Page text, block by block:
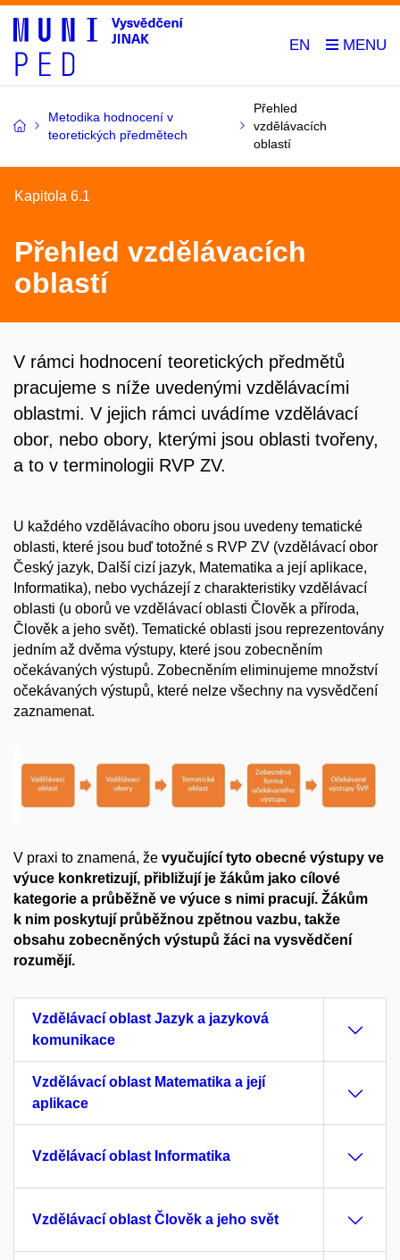
EN
Metodika hodnocení v
teoretických předmětech
Přehled
vzdělávacích
oblastí
Kapitola 6.1
Přehled vzdělávacích
oblastí
V rámci hodnocení teoretických předmětů
pracujeme s níže uvedenými vzdělávacími
oblastmi. V jejich rámci uvádíme vzdělávací
obor, nebo obory, kterými jsou oblasti tvořeny,
a to v terminologii RVP ZV.
U každého vzdělávacího oboru jsou uvedeny tematické
oblasti, které jsou buď totožné s RVP ZV (vzdělávací obor
Český jazyk, Další cizí jazyk, Matematika a její aplikace,
Informatika), nebo vycházejí z charakteristiky vzdělávací
oblasti (u oborů ve vzdělávací oblasti Člověk a příroda,
Člověk a jeho svět). Tematické oblasti jsou reprezentovány
jedním až dvěma výstupy, které jsou zobecněním
očekávaných výstupů. Zobecněním eliminujeme množství
očekávaných výstupů, které nelze všechny na vysvědčení
zaznamenat.
V praxi to znamená, že vyučující tyto obecné výstupy ve
výuce konkretizují, přibližují je žákům jako cílové
kategorie a průběžně ve výuce s nimi pracují. Žákům
k nim poskytují průběžnou zpětnou vazbu, takže
obsahu zobecněných výstupů žáci na vysvědčení
rozumějí.
Vzdělávací oblast Jazyk a jazyková
komunikace
Vzdělávací oblast Matematika a její
aplikace
Vzdělávací oblast Informatika
Vzdělávací oblast Člověk a jeho svět